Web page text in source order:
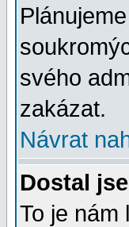
svého
zakázat.
Návrat
Dostal
To je nám